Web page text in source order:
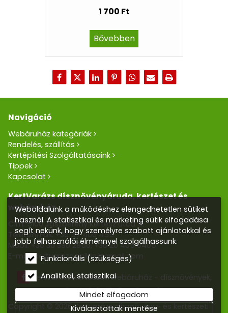
1 700 Ft
Bővebben
Navigáció
Webáruház kategóriák
Rendelés, szállítás
Kertépítési Szolgáltatásaink
Tippek
Kapcsolat
KertVarázs dísznövényáruda, kertészet és
webáruház
Cím: 5100 Jászberény Kertész utca 5.
Telefon/Fax: +36 57 400 455
Mobil:+36 30 390 2856,+36 20 405 0405
E-mail:kertvarazs.online@gmail.com
Kertvarázs Kertészeti webáruház - dísznövények,
kerti tó, öntözőrendszerek
Copyright © 2026 Kertvarázs dísznövény- és kertészeti
Weboldalunk a működéshez elengedhetetlen sütiket
használ. A statisztikai és marketing sütik elfogadása
segít nekünk, hogy személyre szabott ajánlatokkal és
jobb felhasználói élménnyel szolgálhassunk.
Funkcionális (szükséges)
Analitikai, statisztikai
Mindet elfogadom
Kiválasztottak mentése